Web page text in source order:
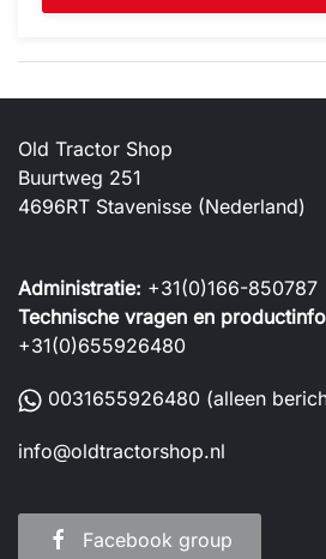
Old Tractor Shop
Buurtweg 251
4696RT Stavenisse (Nederland)
Administratie: +31(0)166-850787
Technische vragen en
+31(0)655926480
0031655926480 (alleen
info@oldtractorshop.nl
Facebook group